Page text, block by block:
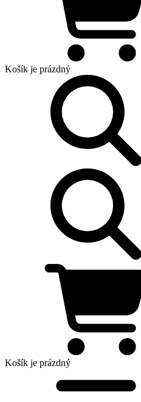
Košík je prázdný
Košík je prázdný